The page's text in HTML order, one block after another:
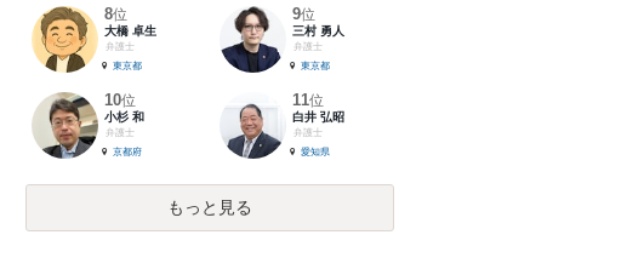
8位
大橋 卓生
弁護士
東京都
9位
三村 勇人
弁護士
東京都
10位
小杉 和
弁護士
京都府
11位
白井 弘昭
弁護士
愛知県
もっと見る